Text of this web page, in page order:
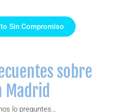
Sin Compromiso
sobre
Madrid
lo preguntes…